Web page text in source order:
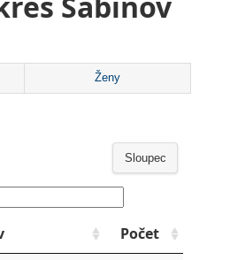
Ženy
Sloupec
Počet